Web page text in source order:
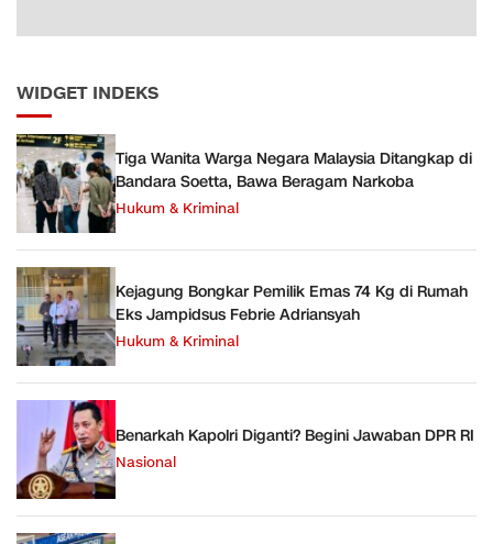
WIDGET INDEKS
Tiga Wanita Warga Negara Malaysia Ditangkap di
Bandara Soetta, Bawa Beragam Narkoba
Hukum & Kriminal
Kejagung Bongkar Pemilik Emas 74 Kg di Rumah
Eks Jampidsus Febrie Adriansyah
Hukum & Kriminal
Benarkah Kapolri Diganti? Begini Jawaban DPR RI
Nasional